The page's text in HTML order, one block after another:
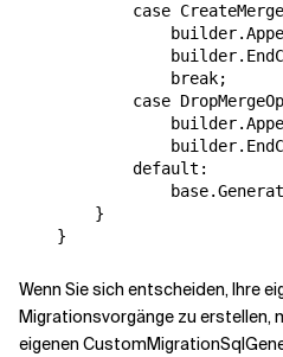
case
                break;
case
            default:
        }
    }
Wenn Sie sich entscheiden, Ihre
Migrationsvorgänge zu erstellen,
eigenen